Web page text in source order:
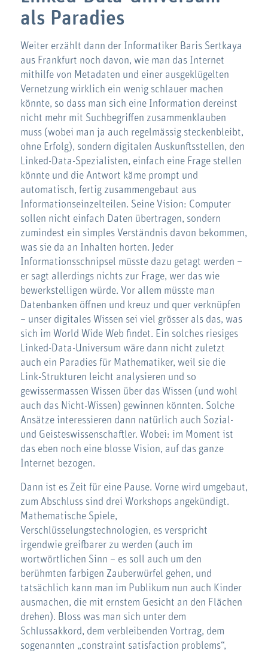
als Paradies
Weiter erzählt dann der Informatiker Baris Sertkaya
aus Frankfurt noch davon, wie man das Internet
mithilfe von Metadaten und einer ausgeklügelten
Vernetzung wirklich ein wenig schlauer machen
könnte, so dass man sich eine Information dereinst
nicht mehr mit Suchbegriffen zusammenklauben
muss (wobei man ja auch regelmässig steckenbleibt,
ohne Erfolg), sondern digitalen Auskunftsstellen, den
Linked-Data-Spezialisten, einfach eine Frage stellen
könnte und die Antwort käme prompt und
automatisch, fertig zusammengebaut aus
Informationseinzelteilen. Seine Vision: Computer
sollen nicht einfach Daten übertragen, sondern
zumindest ein simples Verständnis davon bekommen,
was sie da an Inhalten horten. Jeder
Informationsschnipsel müsste dazu getagt werden –
er sagt allerdings nichts zur Frage, wer das wie
bewerkstelligen würde. Vor allem müsste man
Datenbanken öffnen und kreuz und quer verknüpfen
– unser digitales Wissen sei viel grösser als das, was
sich im World Wide Web findet. Ein solches riesiges
Linked-Data-Universum wäre dann nicht zuletzt
auch ein Paradies für Mathematiker, weil sie die
Link-Strukturen leicht analysieren und so
gewissermassen Wissen über das Wissen (und wohl
auch das Nicht-Wissen) gewinnen könnten. Solche
Ansätze interessieren dann natürlich auch Sozial-
und Geisteswissenschaftler. Wobei: im Moment ist
das eben noch eine blosse Vision, auf das ganze
Internet bezogen.
Dann ist es Zeit für eine Pause. Vorne wird umgebaut,
zum Abschluss sind drei Workshops angekündigt.
Mathematische Spiele,
Verschlüsselungstechnologien, es verspricht
irgendwie greifbarer zu werden (auch im
wortwörtlichen Sinn – es soll auch um den
berühmten farbigen Zauberwürfel gehen, und
tatsächlich kann man im Publikum nun auch Kinder
ausmachen, die mit ernstem Gesicht an den Flächen
drehen). Bloss was man sich unter dem
Schlussakkord, dem verbleibenden Vortrag, dem
sogenannten „constraint satisfaction problems“,